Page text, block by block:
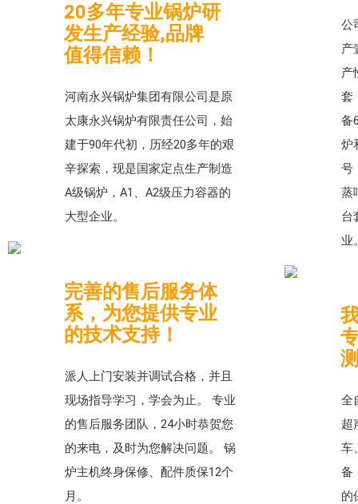
20多年专业锅炉研
发生产经验,品牌
值得信赖！
河南永兴锅炉集团有限公司是原
太康永兴锅炉有限责任公司，始
建于90年代初，历经20多年的艰
辛探索，现是国家定点生产制造
A级锅炉，A1、A2级压力容器的
大型企业。
完善的售后服务体
系，为您提供专业
的技术支持！
派人上门安装并调试合格，并且
现场指导学习，学会为止。 专业
的售后服务团队，24小时恭贺您
的来电，及时为您解决问题。 锅
炉主机终身保修、配件质保12个
月。
公
产
产
套
备
炉
号
蒸
台
业
全
超
车
备
的